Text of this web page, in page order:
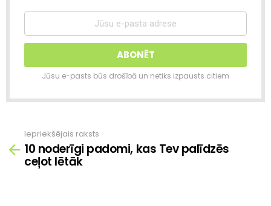
Jūsu e-pasts būs drošībā un netiks izpausts citiem
Skatīt
vairāk
Iepriekšējais raksts
10 noderīgi padomi, kas Tev palīdzēs
ceļot lētāk